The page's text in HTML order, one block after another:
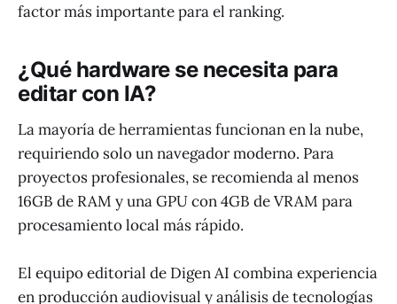
factor más importante para el ranking.
¿Qué hardware se necesita para
editar con IA?
La mayoría de herramientas funcionan en la nube,
requiriendo solo un navegador moderno. Para
proyectos profesionales, se recomienda al menos
16GB de RAM y una GPU con 4GB de VRAM para
procesamiento local más rápido.
El equipo editorial de Digen AI combina experiencia
en producción audiovisual y análisis de tecnologías